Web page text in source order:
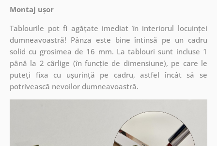
Montaj ușor
Tablourile pot fi agățate imediat în interiorul locuinței
dumneavoastră! Pânza este bine întinsă pe un cadru
solid cu grosimea de 16 mm. La tablouri sunt incluse 1
până la 2 cârlige (în funcție de dimensiune), pe care le
puteți fixa cu ușurință pe cadru, astfel încât să se
potrivească nevoilor dumneavoastră.